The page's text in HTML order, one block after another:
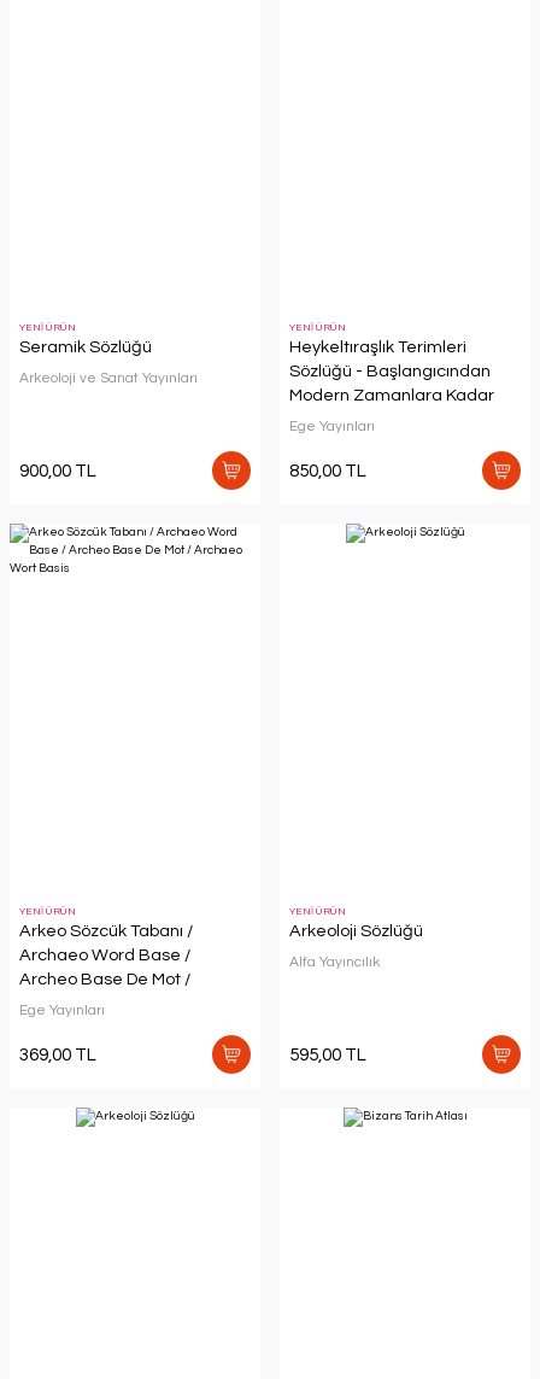
YENİ ÜRÜN
Seramik Sözlüğü
Arkeoloji ve Sanat Yayınları
900,00 TL
YENİ ÜRÜN
Heykeltıraşlık Terimleri
Sözlüğü - Başlangıcından
Modern Zamanlara Kadar
Ege Yayınları
850,00 TL
YENİ ÜRÜN
Arkeo Sözcük Tabanı /
Archaeo Word Base /
Archeo Base De Mot /
Archaeo Wort Basis
Ege Yayınları
369,00 TL
YENİ ÜRÜN
Arkeoloji Sözlüğü
Alfa Yayıncılık
595,00 TL